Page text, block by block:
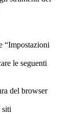
“Impostazioni
le seguenti
del browser
siti